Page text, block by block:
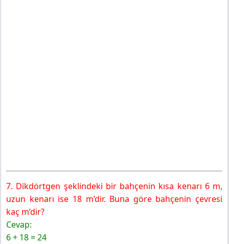
7. Dikdörtgen şeklindeki bir bahçenin kısa kenarı 6 m,
uzun kenarı ise 18 m’dir. Buna göre bahçenin çevresi
kaç m’dir?
Cevap:
6 + 18 = 24